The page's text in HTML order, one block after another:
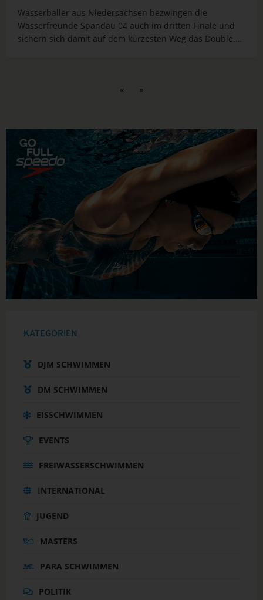
Wasserballer aus Niedersachsen bezwingen die
Wasserfreunde Spandau 04 auch im dritten Finale und
sichern sich damit auf dem kürzesten Weg das Double.
« »
KATEGORIEN
DJM SCHWIMMEN
DM SCHWIMMEN
EISSCHWIMMEN
EVENTS
FREIWASSERSCHWIMMEN
INTERNATIONAL
JUGEND
MASTERS
PARA SCHWIMMEN
POLITIK